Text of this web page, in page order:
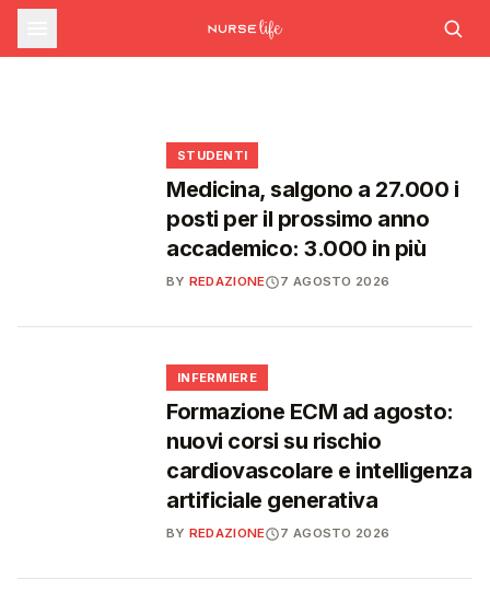
sfide che decideranno il futuro del
Ssn
Decreto PA e sanità: nuovo commissario per
le scorte Covid, liste d'attesa al Siveas e
INFERMIERE
Decreto PA: nuove regole per scorte Covid,
STUDENTI
Medicina, salgono a 27.000 i
posti per il prossimo anno
accademico: 3.000 in più
BY REDAZIONE 7 AGOSTO 2026
INFERMIERE
Formazione ECM ad agosto:
nuovi corsi su rischio
cardiovascolare e intelligenza
artificiale generativa
BY REDAZIONE 7 AGOSTO 2026